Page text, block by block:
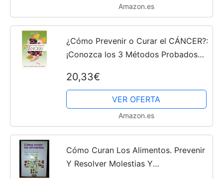
Amazon.es
¿Cómo Prevenir o Curar el CÁNCER?:
¡Conozca los 3 Métodos Probados
20,33€
VER OFERTA
Amazon.es
Cómo Curan Los Alimentos. Prevenir
Y Resolver Molestias Y